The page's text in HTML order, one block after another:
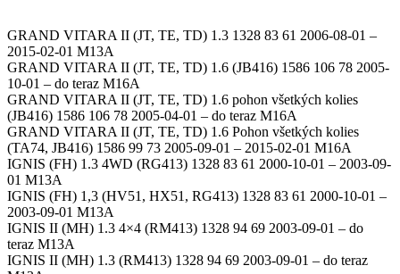
GRAND VITARA II (JT, TE, TD) 1.3 1328 83 61 2006-08-01 –
2015-02-01 M13A
GRAND VITARA II (JT, TE, TD) 1.6 (JB416) 1586 106 78 2005-
10-01 – do teraz M16A
GRAND VITARA II (JT, TE, TD) 1.6 pohon všetkých kolies
(JB416) 1586 106 78 2005-04-01 – do teraz M16A
GRAND VITARA II (JT, TE, TD) 1.6 Pohon všetkých kolies
(TA74, JB416) 1586 99 73 2005-09-01 – 2015-02-01 M16A
IGNIS (FH) 1.3 4WD (RG413) 1328 83 61 2000-10-01 – 2003-09-
01 M13A
IGNIS (FH) 1,3 (HV51, HX51, RG413) 1328 83 61 2000-10-01 –
2003-09-01 M13A
IGNIS II (MH) 1.3 4×4 (RM413) 1328 94 69 2003-09-01 – do
teraz M13A
IGNIS II (MH) 1.3 (RM413) 1328 94 69 2003-09-01 – do teraz